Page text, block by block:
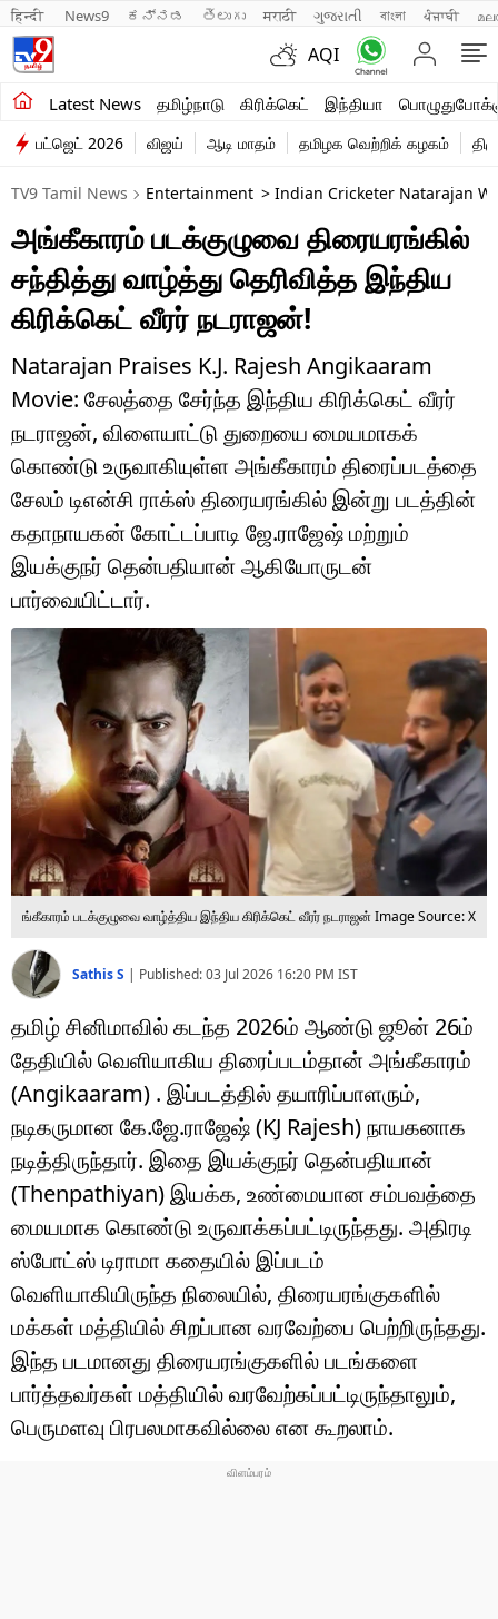
हिन्दी News9 ಕನ್ನಡ తెలుగు मराठी ગુજરાતી বাংলা ਪੰਜਾਬੀ
AQI
Latest News தமிழ்நாடு கிரிக்கெட் இந்தியா
சமீபத்திய செய்திகள்
தமிழ்நாடு
இந்தியா
உலகம்
விளையாட்டு
பொழுதுபோக்கு
லைஃப்ஸ்டைல்
வணிகம்
டெக்னாலஜி
ஆன்மீகம்
வைரல்
ஹெஃல்த்
ஷார்ட் வீடியோஸ்
வலை கதைகள்
போட்டோ கேலரி
பட்ஜெட் 2026 விஜய் ஆடி மாதம் தமிழக வெற்றிக் கழகம்
TV9 Tamil News Entertainment > Indian Cricketer Natarajan
அங்கீகாரம் படக்குழுவை திரையரங்கில்
சந்தித்து வாழ்த்து தெரிவித்த இந்திய
கிரிக்கெட் வீரர் நடராஜன்!
Natarajan Praises K.J. Rajesh Angikaaram
Movie: சேலத்தை சேர்ந்த இந்திய கிரிக்கெட் வீரர்
நடராஜன், விளையாட்டு துறையை மையமாகக்
கொண்டு உருவாகியுள்ள அங்கீகாரம் திரைப்படத்தை
சேலம் டிஎன்சி ராக்ஸ் திரையரங்கில் இன்று படத்தின்
கதாநாயகன் கோட்டப்பாடி ஜே.ராஜேஷ் மற்றும்
இயக்குநர் தென்பதியான் ஆகியோருடன்
பார்வையிட்டார்.
ங்கீகாரம் படக்குழுவை வாழ்த்திய இந்திய கிரிக்கெட் வீரர் நடராஜன்Image Source: X
Sathis S | Published:03 Jul 2026 16:20 PM IST
தமிழ் சினிமாவில் கடந்த 2026ம் ஆண்டு ஜூன் 26ம்
தேதியில் வெளியாகிய திரைப்படம்தான் அங்கீகாரம்
(Angikaaram) . இப்படத்தில் தயாரிப்பாளரும்,
நடிகருமான கே.ஜே.ராஜேஷ் (KJ Rajesh) நாயகனாக
நடித்திருந்தார். இதை இயக்குநர் தென்பதியான்
(Thenpathiyan) இயக்க, உண்மையான சம்பவத்தை
மையமாக கொண்டு உருவாக்கப்பட்டிருந்தது. அதிரடி
ஸ்போட்ஸ் டிராமா கதையில் இப்படம்
வெளியாகியிருந்த நிலையில், திரையரங்குகளில்
மக்கள் மத்தியில் சிறப்பான வரவேற்பை பெற்றிருந்தது.
இந்த படமானது திரையரங்குகளில் படங்களை
பார்த்தவர்கள் மத்தியில் வரவேற்கப்பட்டிருந்தாலும்,
பெருமளவு பிரபலமாகவில்லை என கூறலாம்.